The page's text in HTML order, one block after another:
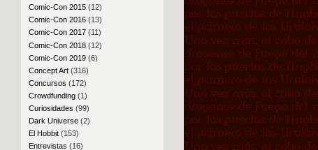
Comic-Con 2015(12)
Comic-Con 2016(13)
Comic-Con 2017(11)
Comic-Con 2018(12)
Comic-Con 2019(6)
Concept Art(316)
Concursos (172)
Crowdfunding(1)
Curiosidades (99)
Dark Universe(2)
El Hobbit(153)
Entrevistas (16)